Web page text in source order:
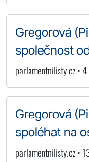
Gregorová
společnost
parlamentnilisty.cz •
Gregorová
spoléhat na
parlamentnilisty.cz •